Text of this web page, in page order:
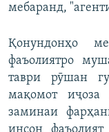
мебаранд,
Қонундонҳо
фаъолиятро
таври рӯшан
мақомот иҷоза
заминаи
инсон